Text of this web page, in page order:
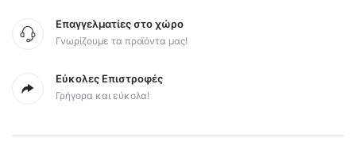
Επαγγελματίες στο χώρο
Γνωρίζουμε τα προϊόντα μας!
Εύκολες Επιστροφές
Γρήγορα και εύκολα!